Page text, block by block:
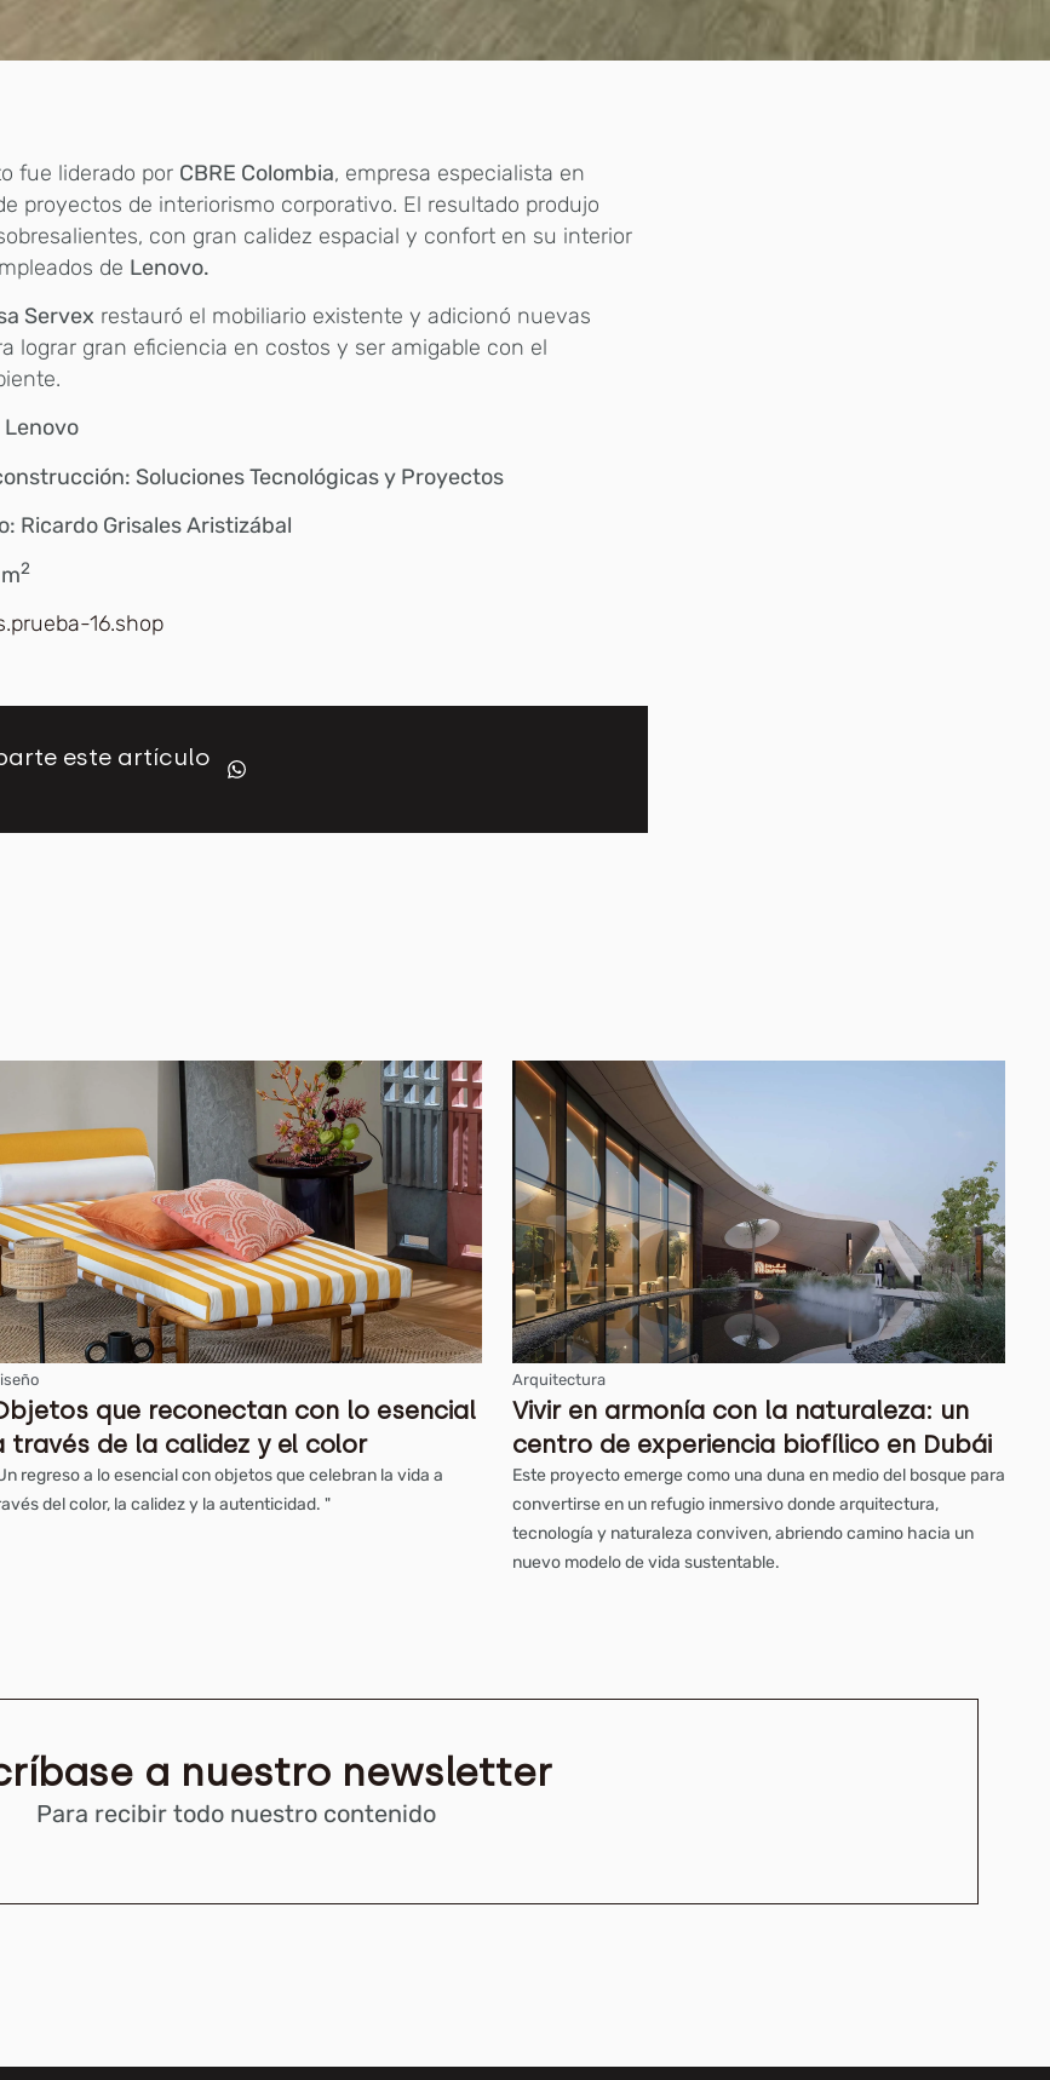
fue liderado por CBRE Colombia, empresa especialista en
proyectos de interiorismo corporativo. El resultado produjo
con gran calidez espacial y confort en su interior
de Lenovo.
Servex restauró el mobiliario existente y adicionó nuevas
lograr gran eficiencia en costos y ser amigable con el
Soluciones Tecnológicas y Proyectos
Ricardo Grisales Aristizábal
2
16.shop
este artículo
que reconectan con lo esencial
través de la calidez y el color
regreso a lo esencial con objetos que celebran la vida a
del color, la calidez y la autenticidad. "
Arquitectura
Vivir en armonía con la naturaleza: un
centro de experiencia biofílico en Dubái
Este proyecto emerge como una duna en medio del bosque para
convertirse en un refugio inmersivo donde arquitectura,
tecnología y naturaleza conviven, abriendo camino hacia un
nuevo modelo de vida sustentable.
a nuestro newsletter
Para recibir todo nuestro contenido